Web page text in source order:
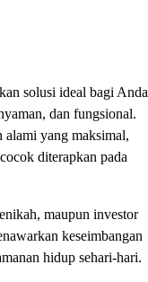
solusi ideal bagi Anda
dan fungsional.
alami yang maksimal,
diterapkan pada
maupun investor
keseimbangan
hidup sehari-hari.